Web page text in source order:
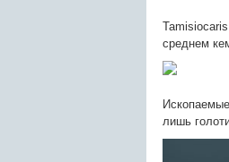
среднем
лишь